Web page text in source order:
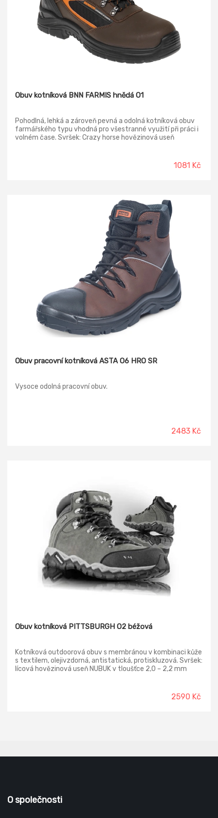
Obuv kotníková BNN FARMIS hnědá O1
Pohodlná, lehká a zároveň pevná a odolná kotníková obuv
farmářského typu vhodná pro všestranné využití při práci i
volném čase. Svršek: Crazy horse hovězinová useň
v patě Podešev: SPARTACUS PU/PU Tužinka/planžeta:1081 Kč
Obuv pracovní kotníková ASTA O6 HRO SR
Vysoce odolná pracovní obuv.
2483 Kč
Obuv kotníková PITTSBURGH O2 béžová
Kotníková outdoorová obuv s membránou v kombinaci kůže
s textilem, olejivzdorná, antistatická, protiskluzová. Svršek:
lícová hovězinová useň NUBUK v tloušťce 2,0 – 2,2 mm
tvarovaná s lehčené polyuretanové pěny potažená textilií
MESH, antistatická Podšívka: termoizolační paropropustná
2590 Kč
O společnosti